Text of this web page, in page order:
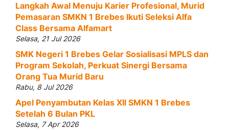
Langkah Awal Menuju Karier Profesional, Murid
Pemasaran SMKN 1 Brebes Ikuti Seleksi Alfa
Class Bersama Alfamart
Selasa, 21 Jul 2026
SMK Negeri 1 Brebes Gelar Sosialisasi MPLS dan
Program Sekolah, Perkuat Sinergi Bersama
Orang Tua Murid Baru
Rabu, 8 Jul 2026
Apel Penyambutan Kelas XII SMKN 1 Brebes
Setelah 6 Bulan PKL
Selasa, 7 Apr 2026